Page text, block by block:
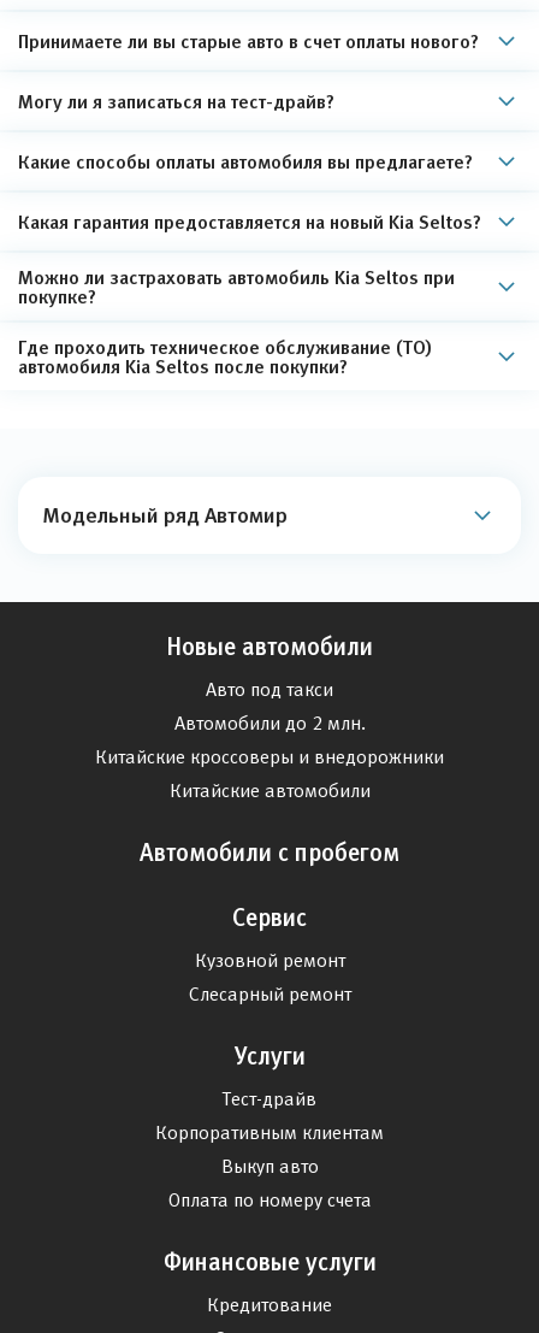
Принимаете ли вы старые авто в счет оплаты нового?
Могу ли я записаться на тест-драйв?
Какие способы оплаты автомобиля вы предлагаете?
Какая гарантия предоставляется на новый Kia Seltos?
Можно ли застраховать автомобиль Kia Seltos при
покупке?
Где проходить техническое обслуживание (ТО)
автомобиля Kia Seltos после покупки?
Модельный ряд Автомир
Новые автомобили
Авто под такси
Автомобили до 2 млн.
Китайские кроссоверы и внедорожники
Китайские автомобили
Автомобили с пробегом
Сервис
Кузовной ремонт
Слесарный ремонт
Услуги
Тест-драйв
Корпоративным клиентам
Выкуп авто
Оплата по номеру счета
Финансовые услуги
Кредитование